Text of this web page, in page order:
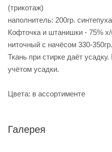
(трикотаж)
наполнитель: 200гр. синтепуха
Кофточка и штанишки - 75%
ниточный с начёсом 330-
Ткань при стирке даёт
учётом усадки.
Цвета: в ассортименте
Галерея